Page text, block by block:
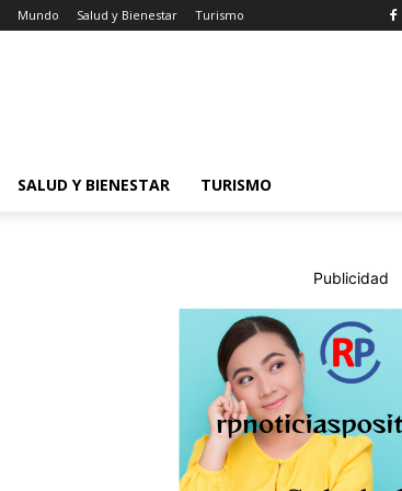
Mundo Salud y Bienestar Turismo
SALUD Y BIENESTAR TURISMO
Publicidad